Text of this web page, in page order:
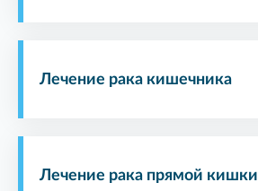
Лечение рака кишечника
Лечение рака прямой кишки